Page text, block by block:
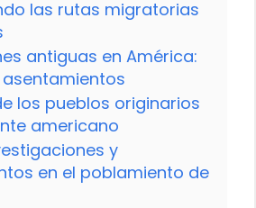
las rutas migratorias
antiguas en América:
los pueblos originarios
americano
y
en el poblamiento de